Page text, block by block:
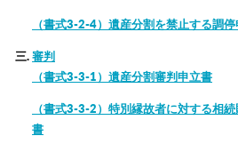
（書式3-2-4）遺産分割を禁止する調
審判
（書式3-3-1）遺産分割審判申立書
（書式3-3-2）特別縁故者に対する相
書